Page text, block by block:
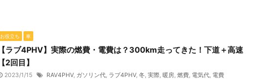
お役立ち 車
【ラブ4PHV】実際の燃費・電費は？300km走ってきた！下道＋高速
【2回目】
2023/1/15 RAV4PHV, ガソリン代, ラブ4PHV, 冬, 実際, 暖房, 燃費, 電気代, 電費